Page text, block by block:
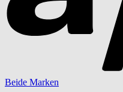
Beide Marken